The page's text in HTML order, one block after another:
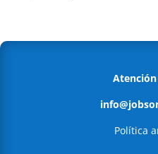
Política